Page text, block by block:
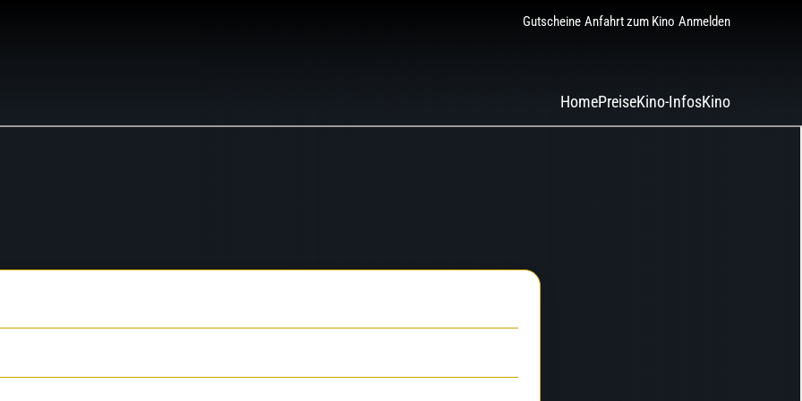
Gutscheine Anfahrt zum Kino Anmelden
HomePreiseKino-InfosKino